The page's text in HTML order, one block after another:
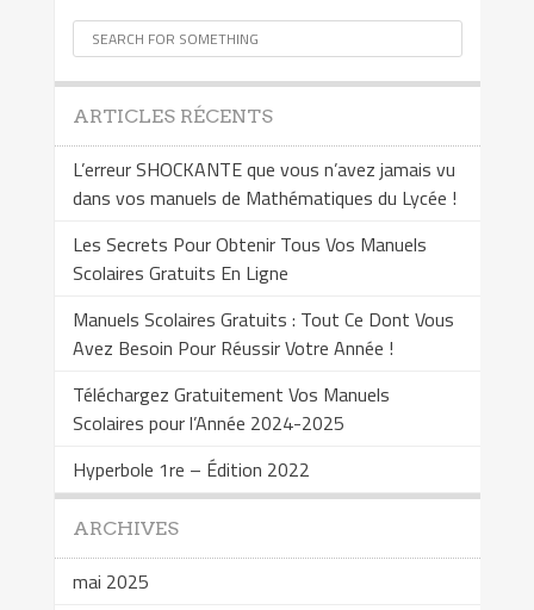
ARTICLES RÉCENTS
L’erreur SHOCKANTE que vous n’avez jamais vu
dans vos manuels de Mathématiques du Lycée !
Les Secrets Pour Obtenir Tous Vos Manuels
Scolaires Gratuits En Ligne
Manuels Scolaires Gratuits : Tout Ce Dont Vous
Avez Besoin Pour Réussir Votre Année !
Téléchargez Gratuitement Vos Manuels
Scolaires pour l’Année 2024-2025
Hyperbole 1re – Édition 2022
ARCHIVES
mai 2025